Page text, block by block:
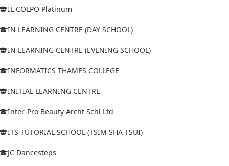
IL COLPO Platinum
IN LEARNING CENTRE (DAY SCHOOL)
IN LEARNING CENTRE (EVENING SCHOOL)
INFORMATICS THAMES COLLEGE
INITIAL LEARNING CENTRE
Inter-Pro Beauty Archt Schl Ltd
ITS TUTORIAL SCHOOL (TSIM SHA TSUI)
JC Dancesteps